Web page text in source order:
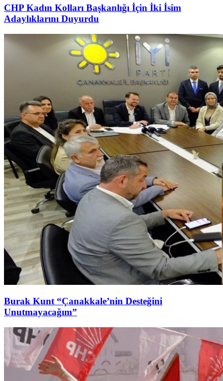
CHP Kadın Kolları Başkanlığı İçin İki İsim
Adaylıklarını Duyurdu
Burak Kunt “Çanakkale’nin Desteğini
Unutmayacağım”